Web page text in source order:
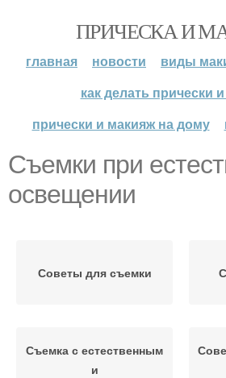
ПРИЧЕСКА И
главная новости
виды
как делать прически
прически и макияж на дому
Съемки при
освещении
Советы для съемки
Съемка с естественным
и